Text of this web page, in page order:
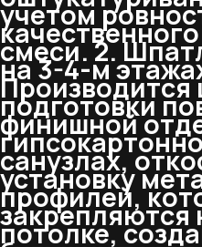
учетом
смеси. 2.
на 3-4-м
Производится
подготовки
финишной
санузлах,
установку
профилей,
закрепляются
потолке,